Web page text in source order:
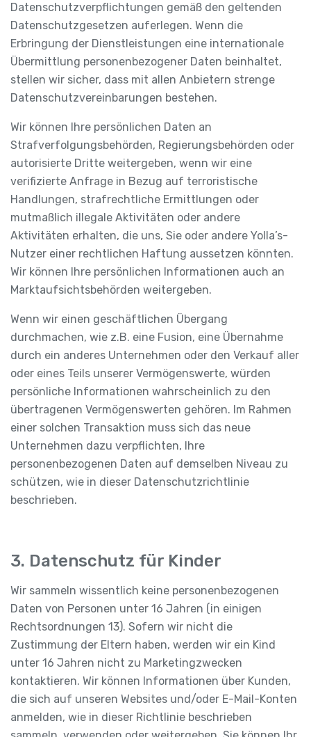
Datenschutzverpflichtungen gemäß den geltenden
Datenschutzgesetzen auferlegen. Wenn die
Erbringung der Dienstleistungen eine internationale
Übermittlung personenbezogener Daten beinhaltet,
stellen wir sicher, dass mit allen Anbietern strenge
Datenschutzvereinbarungen bestehen.
Wir können Ihre persönlichen Daten an
Strafverfolgungsbehörden, Regierungsbehörden oder
autorisierte Dritte weitergeben, wenn wir eine
verifizierte Anfrage in Bezug auf terroristische
Handlungen, strafrechtliche Ermittlungen oder
mutmaßlich illegale Aktivitäten oder andere
Aktivitäten erhalten, die uns, Sie oder andere Yolla’s-
Nutzer einer rechtlichen Haftung aussetzen könnten.
Wir können Ihre persönlichen Informationen auch an
Marktaufsichtsbehörden weitergeben.
Wenn wir einen geschäftlichen Übergang
durchmachen, wie z.B. eine Fusion, eine Übernahme
durch ein anderes Unternehmen oder den Verkauf aller
oder eines Teils unserer Vermögenswerte, würden
persönliche Informationen wahrscheinlich zu den
übertragenen Vermögenswerten gehören. Im Rahmen
einer solchen Transaktion muss sich das neue
Unternehmen dazu verpflichten, Ihre
personenbezogenen Daten auf demselben Niveau zu
schützen, wie in dieser Datenschutzrichtlinie
beschrieben.
3. Datenschutz für Kinder
Wir sammeln wissentlich keine personenbezogenen
Daten von Personen unter 16 Jahren (in einigen
Rechtsordnungen 13). Sofern wir nicht die
Zustimmung der Eltern haben, werden wir ein Kind
unter 16 Jahren nicht zu Marketingzwecken
kontaktieren. Wir können Informationen über Kunden,
die sich auf unseren Websites und/oder E-Mail-Konten
anmelden, wie in dieser Richtlinie beschrieben